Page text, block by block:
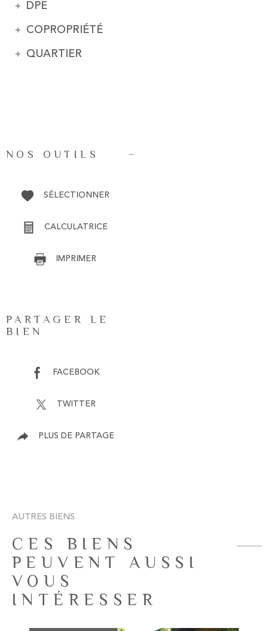
DPE
COPROPRIÉTÉ
QUARTIER
NOS OUTILS
SÉLECTIONNER
CALCULATRICE
IMPRIMER
PARTAGER LE
BIEN
FACEBOOK
TWITTER
PLUS DE PARTAGE
AUTRES BIENS
CES BIENS
PEUVENT AUSSI
VOUS
INTÉRESSER